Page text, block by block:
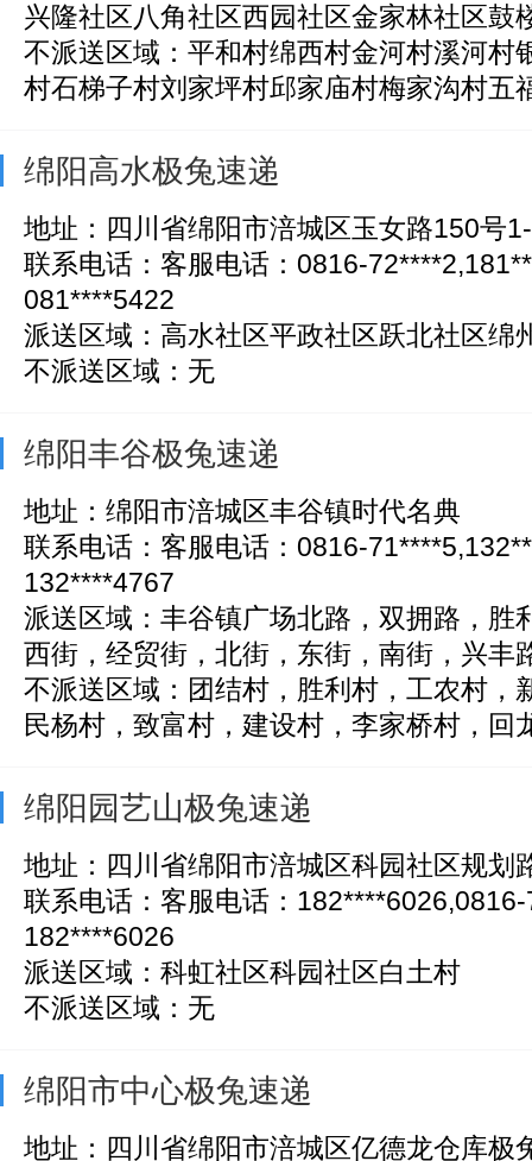
兴隆社区八角社区西园社区金家林社区鼓
不派送区域：平和村绵西村金河村溪河村
村石梯子村刘家坪村邱家庙村梅家沟村五
绵阳高水极兔速递
地址：四川省绵阳市涪城区玉女路150号
联系电话：客服电话：0816-
081****5422
派送区域：高水社区平政社区跃北社区绵
不派送区域：无
绵阳丰谷极兔速递
地址：绵阳市涪城区丰谷镇时代名典
联系电话：客服电话：0816-
132****4767
派送区域：丰谷镇广场北路，双拥路，胜
西街，经贸街，北街，东街，南街，兴丰
不派送区域：团结村，胜利村，工农村，
民杨村，致富村，建设村，李家桥村，回
绵阳园艺山极兔速递
地址：四川省绵阳市涪城区科园社区规划
联系电话：客服电话：
182****6026
派送区域：科虹社区科园社区白土村
不派送区域：无
绵阳市中心极兔速递
地址：四川省绵阳市涪城区亿德龙仓库极